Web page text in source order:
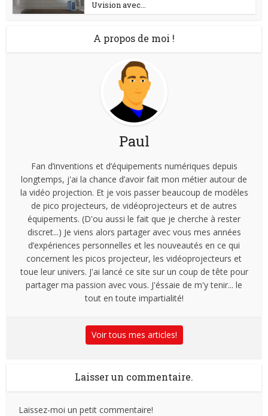
Uvision avec...
A propos de moi !
Paul
Fan d’inventions et d’équipements numériques depuis
longtemps, j'ai la chance d’avoir fait mon métier autour de
la vidéo projection. Et je vois passer beaucoup de modèles
de pico projecteurs, de vidéoprojecteurs et de autres
équipements. (D'ou aussi le fait que je cherche à rester
discret...) Je viens alors partager avec vous mes années
d’expériences personnelles et les nouveautés en ce qui
concernent les picos projecteur, les vidéoprojecteurs et
toue leur univers. J'ai lancé ce site sur un coup de tête pour
partager ma passion avec vous. J'éssaie de m'y tenir... le
tout en toute impartialité!
Voir tous mes articles!
Laisser un commentaire.
Laissez-moi un petit commentaire!